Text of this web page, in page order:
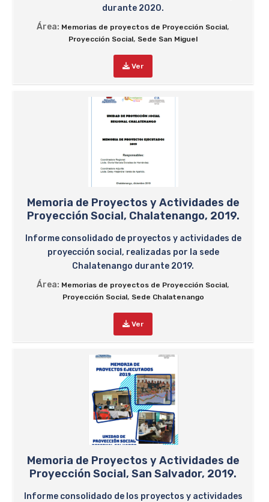
durante 2020.
Área: Memorias de proyectos de Proyección Social,
Proyección Social, Sede San Miguel
Ver
Memoria de Proyectos y Actividades de
Proyección Social, Chalatenango, 2019.
Informe consolidado de proyectos y actividades de
proyección social, realizadas por la sede
Chalatenango durante 2019.
Área: Memorias de proyectos de Proyección Social,
Proyección Social, Sede Chalatenango
Ver
Memoria de Proyectos y Actividades de
Proyección Social, San Salvador, 2019.
Informe consolidado de los proyectos y actividades